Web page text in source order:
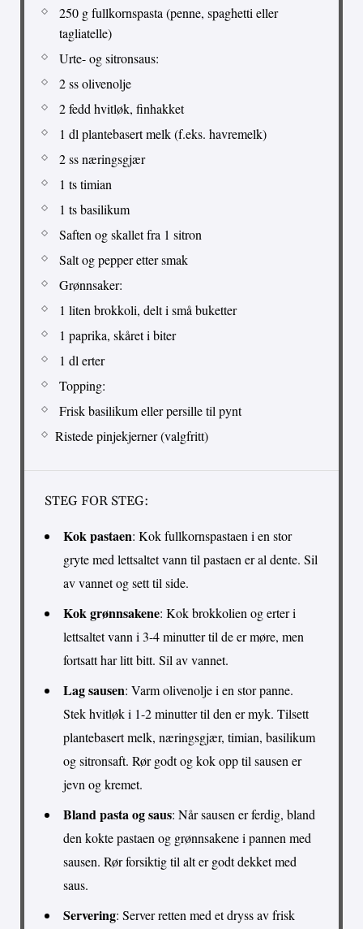
250 g fullkornspasta (penne, spaghetti eller
tagliatelle)
Urte- og sitronsaus:
2 ss olivenolje
2 fedd hvitløk, finhakket
1 dl plantebasert melk (f.eks. havremelk)
2 ss næringsgjær
1 ts timian
1 ts basilikum
Saften og skallet fra 1 sitron
Salt og pepper etter smak
Grønnsaker:
1 liten brokkoli, delt i små buketter
1 paprika, skåret i biter
1 dl erter
Topping:
Frisk basilikum eller persille til pynt
Ristede pinjekjerner (valgfritt)
STEG FOR STEG:
Kok pastaen: Kok fullkornspastaen i en stor
gryte med lettsaltet vann til pastaen er al dente. Sil
av vannet og sett til side.
Kok grønnsakene: Kok brokkolien og erter i
lettsaltet vann i 3-4 minutter til de er møre, men
fortsatt har litt bitt. Sil av vannet.
Lag sausen: Varm olivenolje i en stor panne.
Stek hvitløk i 1-2 minutter til den er myk. Tilsett
plantebasert melk, næringsgjær, timian, basilikum
og sitronsaft. Rør godt og kok opp til sausen er
jevn og kremet.
Bland pasta og saus: Når sausen er ferdig, bland
den kokte pastaen og grønnsakene i pannen med
sausen. Rør forsiktig til alt er godt dekket med
saus.
Servering: Server retten med et dryss av frisk